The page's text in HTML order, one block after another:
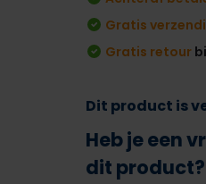
Gratis
Gratis retour
Dit product is
Heb je een
dit product?